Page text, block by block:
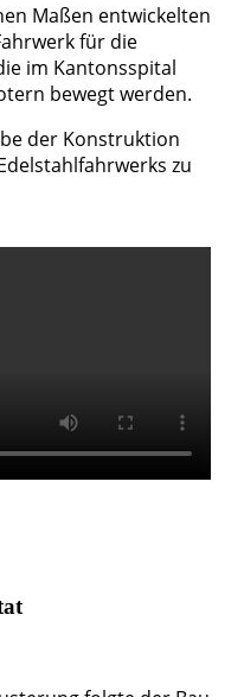
Maßen entwickelten
für die
im Kantonsspital
bewegt werden.
der Konstruktion
zu